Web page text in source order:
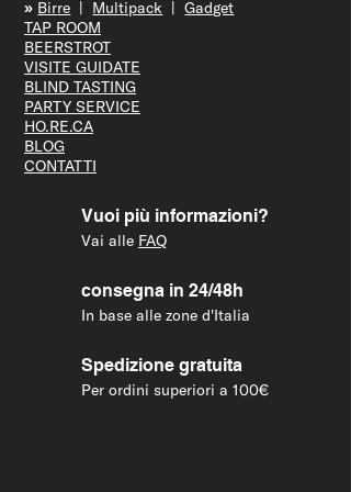
» Birre Multipack |Gadget
TAP ROOM
BEERSTROT
VISITE GUIDATE
BLIND TASTING
PARTY SERVICE
HO.RE.CA
BLOG
CONTATTI
Vuoi più informazioni?
Vai alle FAQ
consegna in 24/48h
In base alle zone d'Italia
Spedizione gratuita
Per ordini superiori a 100€